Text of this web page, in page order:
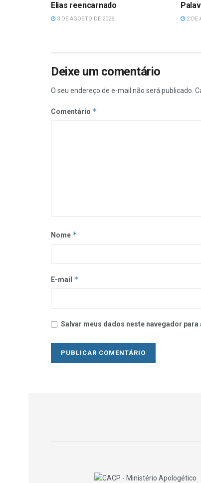
Elias reencarnado
3 DE AGOSTO DE 2026 2 DE
Deixe um comentário
O seu endereço de e-mail não será publicado.
Comentário *
Nome *
E-mail *
Salvar meus dados neste navegador